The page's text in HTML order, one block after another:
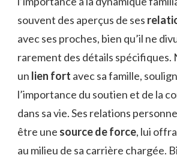
souvent des aperçus de ses
avec ses proches, bien qu’il ne
rarement des détails
un lien fort avec sa famille,
l’importance du soutien et de la
dans sa vie. Ses relations
être une source de force, lui
au milieu de sa carrière chargée.